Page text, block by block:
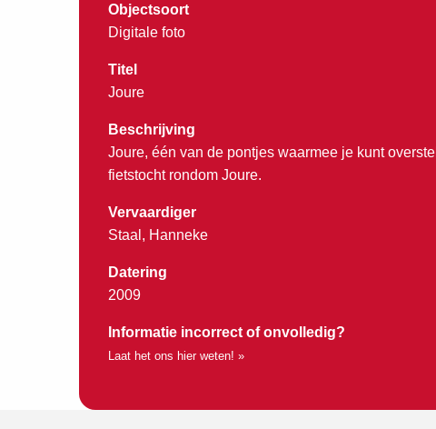
Objectsoort
Digitale foto
Titel
Joure
Beschrijving
Joure, één van de pontjes waarmee je kunt
fietstocht rondom Joure.
Vervaardiger
Staal, Hanneke
Datering
2009
Informatie incorrect of onvolledig?
Laat het ons hier weten! »